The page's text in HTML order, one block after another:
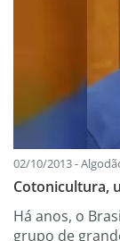
02/10/2013 -
Cotonicultura,
Há anos, o
grupo de